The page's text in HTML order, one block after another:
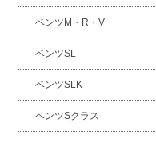
ベンツM・R・V
ベンツSL
ベンツSLK
ベンツSクラス